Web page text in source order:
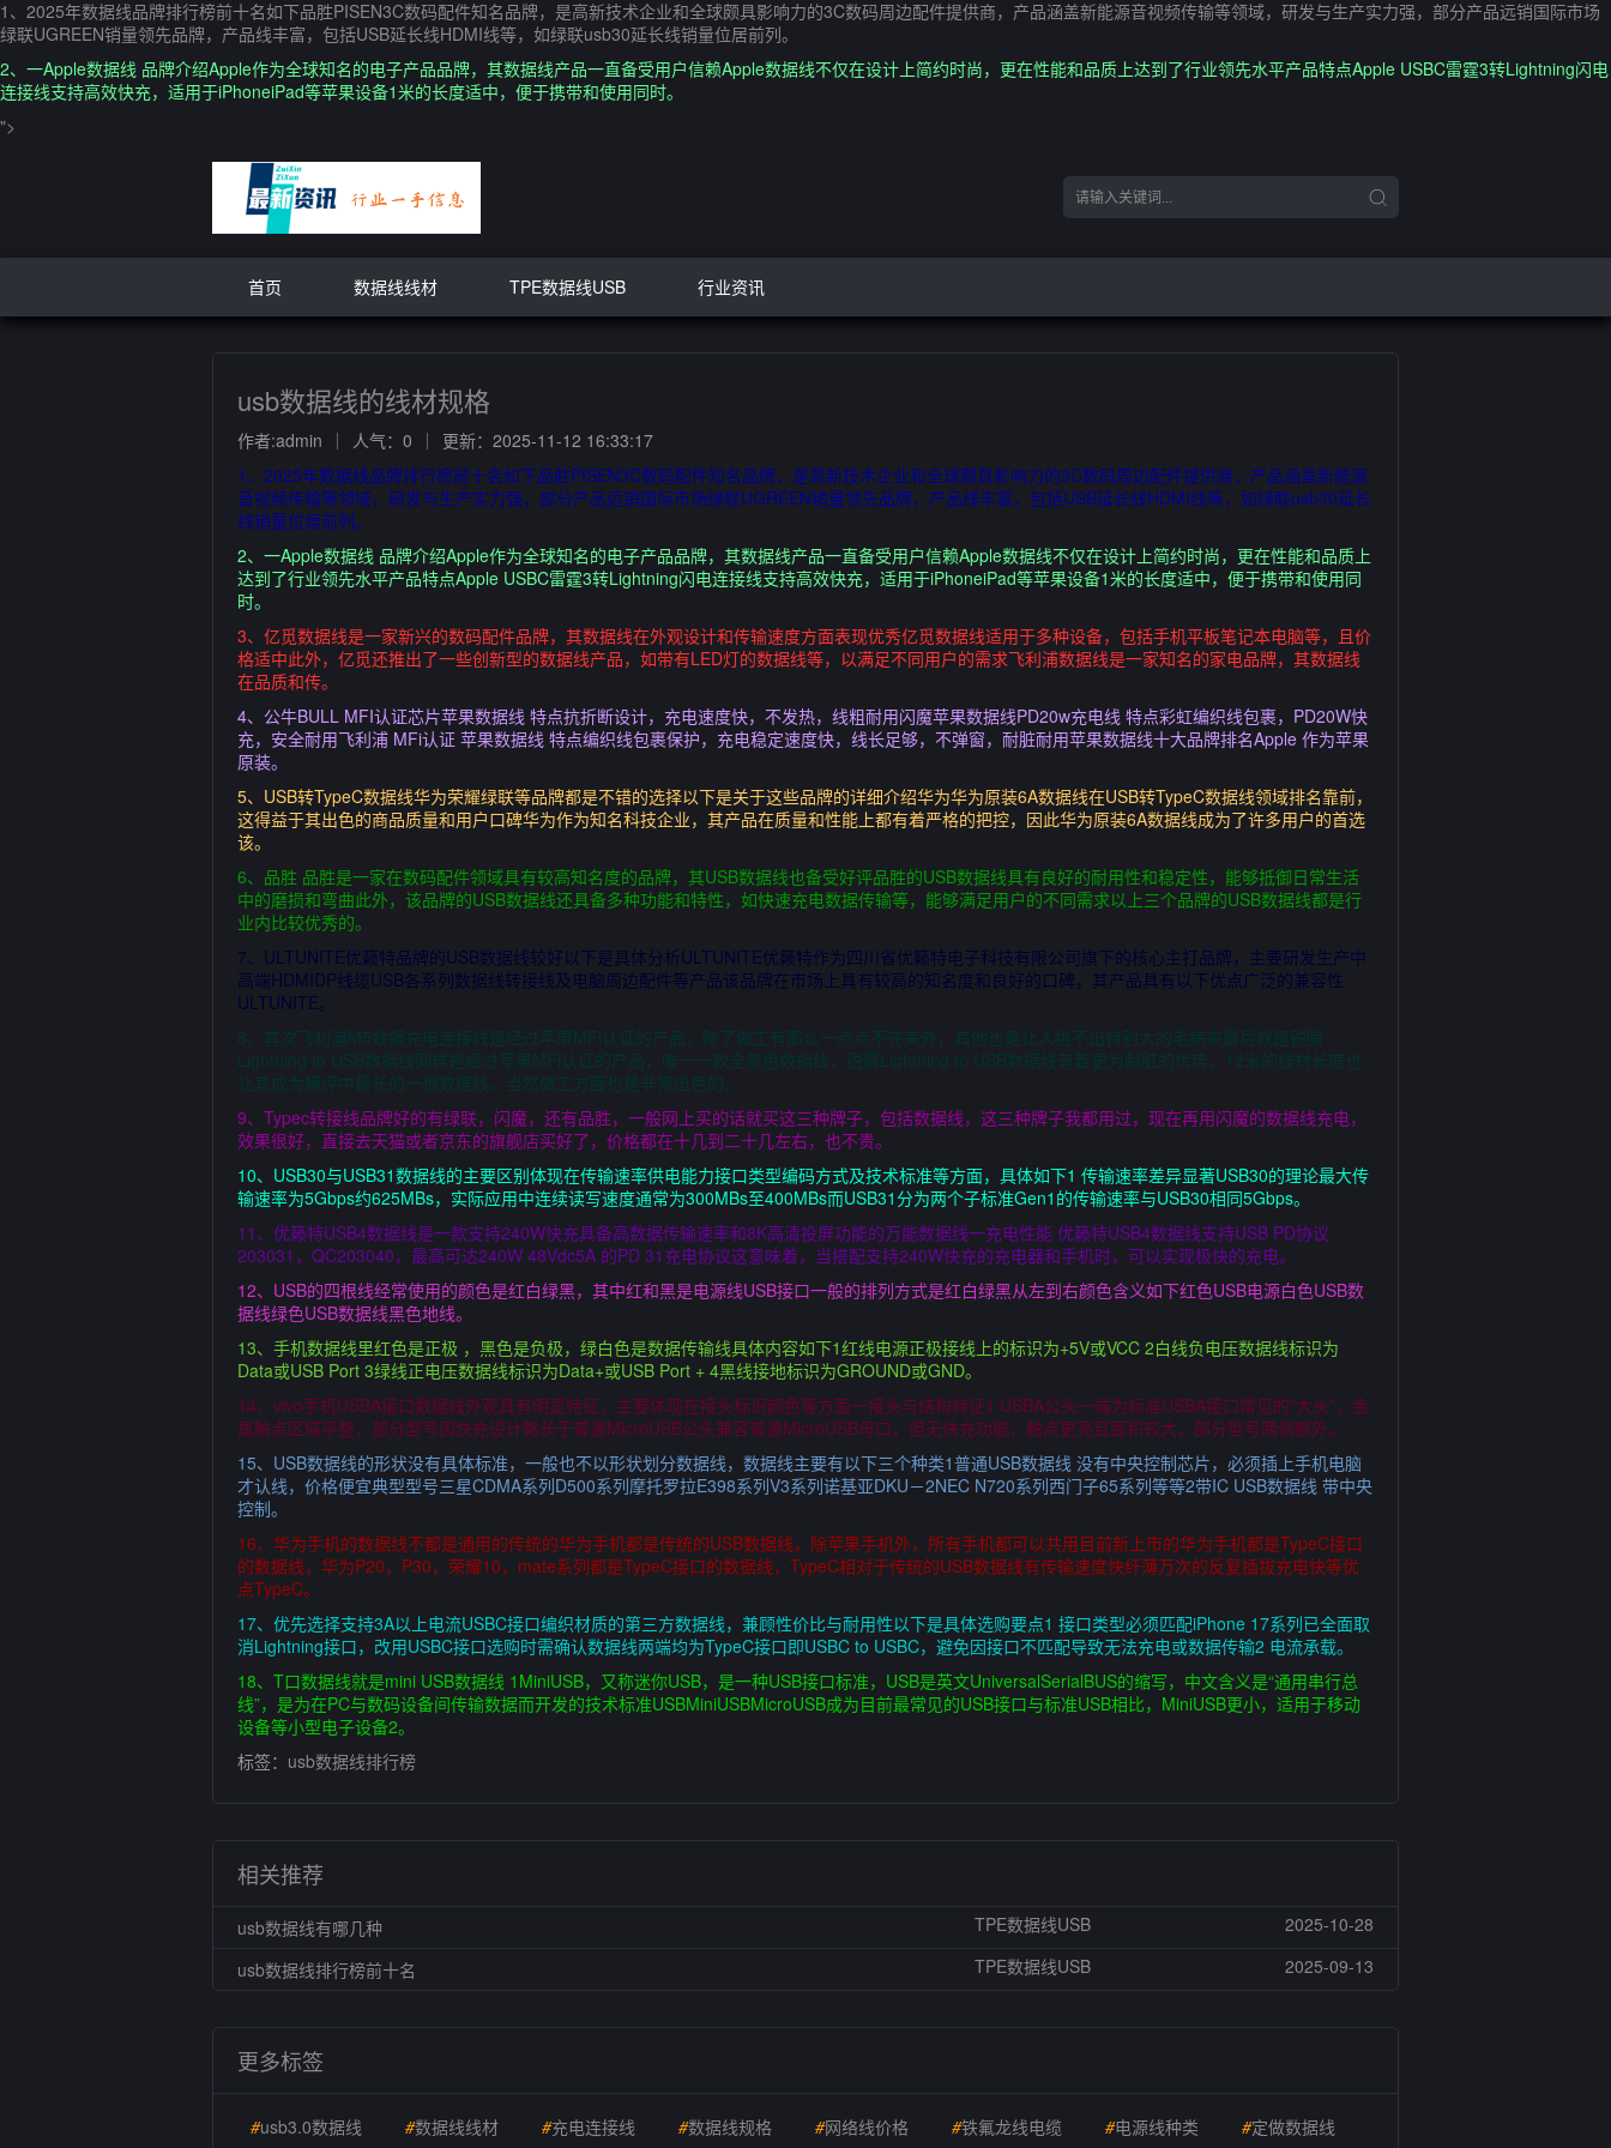
1、2025年数据线品牌排行榜前十名如下品胜PISEN3C数码配件知名品牌，是高新技术企业和全球颇具影响力的3C数码周边配件提供商，产品涵盖新能源音视频传输等领域，研发与生产实力强，部分产品远销国际市场
绿联UGREEN销量领先品牌，产品线丰富，包括USB延长线HDMI线等，如绿联usb30延长线销量位居前列。
2、一Apple数据线 品牌介绍Apple作为全球知名的电子产品品牌，其数据线产品一直备受用户信赖Apple数据线不仅在设计上简约时尚，更在性能和品质上达到了行业领先水平产品特点Apple USBC雷霆3转Lightning闪电
连接线支持高效快充，适用于iPhoneiPad等苹果设备1米的长度适中，便于携带和使用同时。
">
首页 数据线线材 TPE数据线USB 行业资讯
usb数据线的线材规格
作者:admin 人气：0
更新：2025-11-12 16:33:17
1、2025年数据线品牌排行榜前十名如下品胜PISEN3C数码配件知名品牌，是高新技术企业和全球颇具影响力的3C数码周边配件提供商，产品涵盖新能源
音视频传输等领域，研发与生产实力强，部分产品远销国际市场绿联UGREEN销量领先品牌，产品线丰富，包括USB延长线HDMI线等，如绿联usb30延长
线销量位居前列。
2、一Apple数据线 品牌介绍Apple作为全球知名的电子产品品牌，其数据线产品一直备受用户信赖Apple数据线不仅在设计上简约时尚，更在性能和品质上
达到了行业领先水平产品特点Apple USBC雷霆3转Lightning闪电连接线支持高效快充，适用于iPhoneiPad等苹果设备1米的长度适中，便于携带和使用同
时。
3、亿觅数据线是一家新兴的数码配件品牌，其数据线在外观设计和传输速度方面表现优秀亿觅数据线适用于多种设备，包括手机平板笔记本电脑等，且价
格适中此外，亿觅还推出了一些创新型的数据线产品，如带有LED灯的数据线等，以满足不同用户的需求飞利浦数据线是一家知名的家电品牌，其数据线
在品质和传。
4、公牛BULL MFI认证芯片苹果数据线 特点抗折断设计，充电速度快，不发热，线粗耐用闪魔苹果数据线PD20w充电线 特点彩虹编织线包裹，PD20W快
充，安全耐用飞利浦 MFi认证 苹果数据线 特点编织线包裹保护，充电稳定速度快，线长足够，不弹窗，耐脏耐用苹果数据线十大品牌排名Apple 作为苹果
原装。
5、USB转TypeC数据线华为荣耀绿联等品牌都是不错的选择以下是关于这些品牌的详细介绍华为华为原装6A数据线在USB转TypeC数据线领域排名靠前，
这得益于其出色的商品质量和用户口碑华为作为知名科技企业，其产品在质量和性能上都有着严格的把控，因此华为原装6A数据线成为了许多用户的首选
该。
6、品胜 品胜是一家在数码配件领域具有较高知名度的品牌，其USB数据线也备受好评品胜的USB数据线具有良好的耐用性和稳定性，能够抵御日常生活
中的磨损和弯曲此外，该品牌的USB数据线还具备多种功能和特性，如快速充电数据传输等，能够满足用户的不同需求以上三个品牌的USB数据线都是行
业内比较优秀的。
7、ULTUNITE优籁特品牌的USB数据线较好以下是具体分析ULTUNITE优籁特作为四川省优籁特电子科技有限公司旗下的核心主打品牌，主要研发生产中
高端HDMIDP线缆USB各系列数据线转接线及电脑周边配件等产品该品牌在市场上具有较高的知名度和良好的口碑，其产品具有以下优点广泛的兼容性
ULTUNITE。
8、其次飞利浦M5数据充电连接线是经过苹果MFi认证的产品，除了做工有那么一点点不完美外，其他也是让人挑不出特别大的毛病来最后就是锐腾
Lightning to USB数据线同样是经过苹果MFi认证的产品，唯一一款全黑色数据线，锐腾Lightning to USB数据线有着更为耐脏的优势，12米的线材长度也
让其成为横评中最长的一根数据线，当然做工方面也是非常出色的。
9、Typec转接线品牌好的有绿联，闪魔，还有品胜，一般网上买的话就买这三种牌子，包括数据线，这三种牌子我都用过，现在再用闪魔的数据线充电，
效果很好，直接去天猫或者京东的旗舰店买好了，价格都在十几到二十几左右，也不贵。
10、USB30与USB31数据线的主要区别体现在传输速率供电能力接口类型编码方式及技术标准等方面，具体如下1 传输速率差异显著USB30的理论最大传
输速率为5Gbps约625MBs，实际应用中连续读写速度通常为300MBs至400MBs而USB31分为两个子标准Gen1的传输速率与USB30相同5Gbps。
11、优籁特USB4数据线是一款支持240W快充具备高数据传输速率和8K高清投屏功能的万能数据线一充电性能 优籁特USB4数据线支持USB PD协议
203031，QC203040，最高可达240W 48Vdc5A 的PD 31充电协议这意味着，当搭配支持240W快充的充电器和手机时，可以实现极快的充电。
12、USB的四根线经常使用的颜色是红白绿黑，其中红和黑是电源线USB接口一般的排列方式是红白绿黑从左到右颜色含义如下红色USB电源白色USB数
据线绿色USB数据线黑色地线。
13、手机数据线里红色是正极 ，黑色是负极，绿白色是数据传输线具体内容如下1红线电源正极接线上的标识为+5V或VCC 2白线负电压数据线标识为
Data或USB Port 3绿线正电压数据线标识为Data+或USB Port + 4黑线接地标识为GROUND或GND。
14、vivo手机USBA接口数据线外观具有明显特征，主要体现在接头标识颜色等方面一接头与结构特征1 USBA公头一端为标准USBA接口常见的“大头”，金
属触点区域平整，部分型号因快充设计略长于普通MicroUSB公头兼容普通MicroUSB母口，但无快充功能，触点更亮且面积较大，部分型号两侧额外。
15、USB数据线的形状没有具体标准，一般也不以形状划分数据线，数据线主要有以下三个种类1普通USB数据线 没有中央控制芯片，必须插上手机电脑
才认线，价格便宜典型型号三星CDMA系列D500系列摩托罗拉E398系列V3系列诺基亚DKU－2NEC N720系列西门子65系列等等2带IC USB数据线 带中央
控制。
16、华为手机的数据线不都是通用的传统的华为手机都是传统的USB数据线，除苹果手机外，所有手机都可以共用目前新上市的华为手机都是TypeC接口
的数据线，华为P20，P30，荣耀10，mate系列都是TypeC接口的数据线，TypeC相对于传统的USB数据线有传输速度快纤薄万次的反复插拔充电快等优
点TypeC。
17、优先选择支持3A以上电流USBC接口编织材质的第三方数据线，兼顾性价比与耐用性以下是具体选购要点1 接口类型必须匹配iPhone 17系列已全面取
消Lightning接口，改用USBC接口选购时需确认数据线两端均为TypeC接口即USBC to USBC，避免因接口不匹配导致无法充电或数据传输2 电流承载。
18、T口数据线就是mini USB数据线 1MiniUSB，又称迷你USB，是一种USB接口标准，USB是英文UniversalSerialBUS的缩写，中文含义是“通用串行总
线”，是为在PC与数码设备间传输数据而开发的技术标准USBMiniUSBMicroUSB成为目前最常见的USB接口与标准USB相比，MiniUSB更小，适用于移动
设备等小型电子设备2。
标签： usb数据线排行榜
相关推荐
usb数据线有哪几种 TPE数据线USB
2025-10-28
usb数据线排行榜前十名
TPE数据线USB 2025-09-13
更多标签
#usb3.0数据线 #数据线线材 #充电连接线 #数据线规格 #网络线价格 #铁氟龙线电缆 #电源线种类 #定做数据线